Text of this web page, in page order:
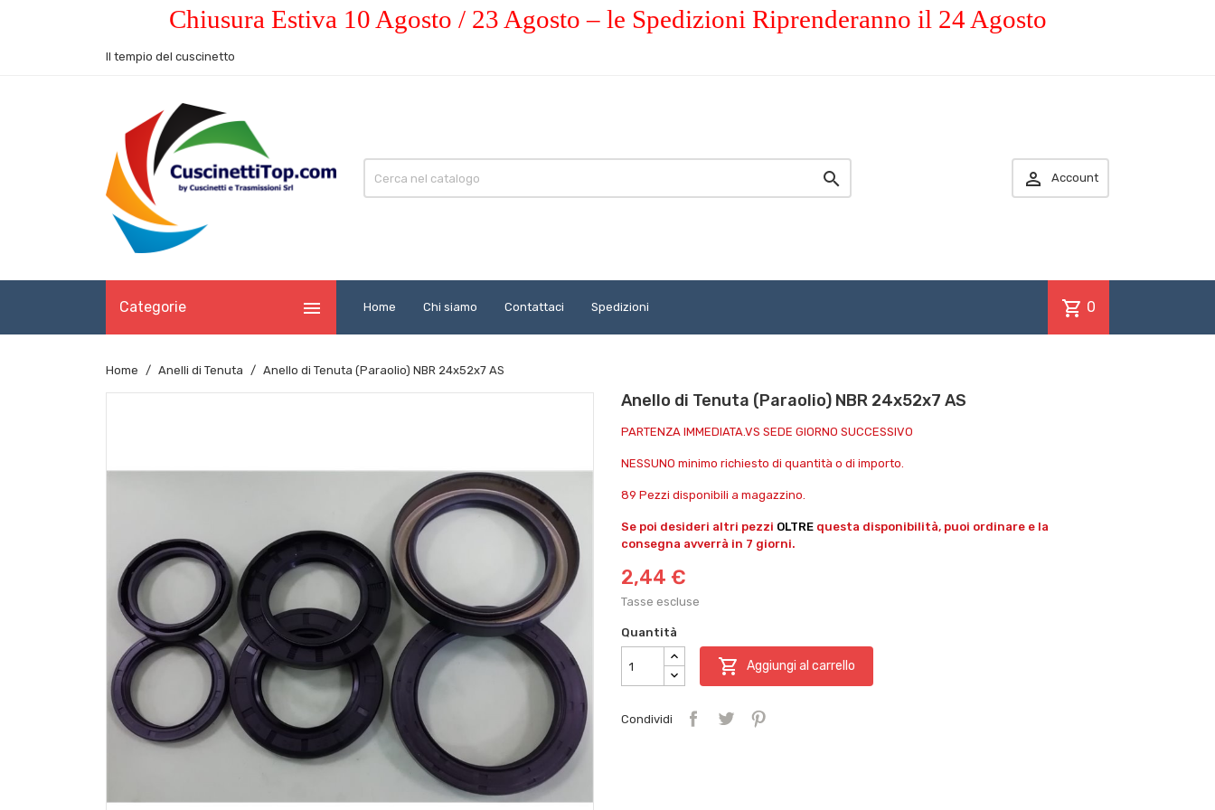
Chiusura Estiva 10 Agosto / 23 Agosto – le Spedizioni Riprenderanno il 24 Agosto
Il tempio del cuscinetto
  Account
Categorie  Home Chi siamo Contattaci Spedizioni shopping_cart 0
Home Anelli di Tenuta Anello di Tenuta (Paraolio) NBR 24x52x7 AS
Anello di Tenuta (Paraolio) NBR 24x52x7 AS
PARTENZA IMMEDIATA.VS SEDE GIORNO SUCCESSIVO
NESSUNO minimo richiesto di quantità o di importo.
89 Pezzi disponibili a magazzino.
Se poi desideri altri pezzi OLTRE questa disponibilità, puoi ordinare e la
consegna avverrà in 7 giorni.
2,44 €
Tasse escluse
Quantità
 Aggiungi al carrello
Condividi